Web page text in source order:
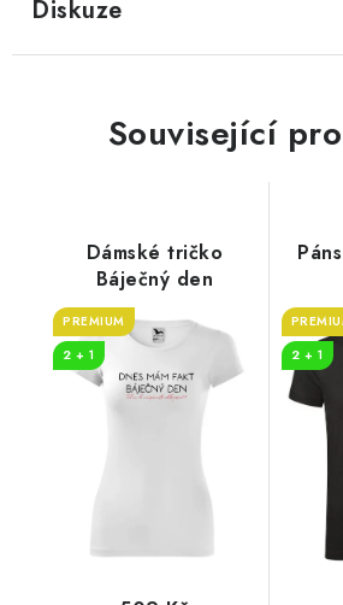
Diskuze
Související
Dámské tričko
Báječný den
PREMIUM
2 + 1
2 + 1